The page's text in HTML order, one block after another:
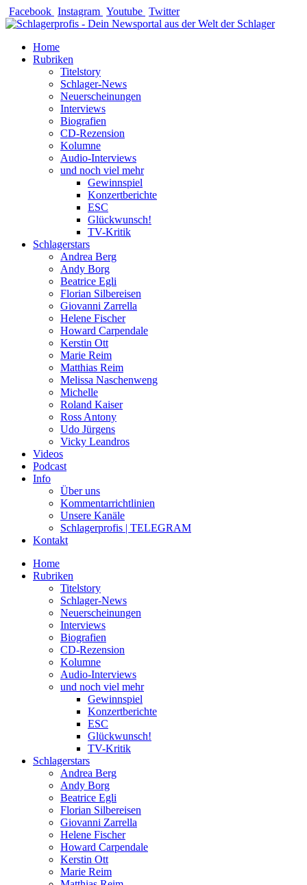
Zum
Inhalt
Facebook Instagram Youtube Twitter
Home
Rubriken
Titelstory
Schlager-News
Neuerscheinungen
Interviews
Biografien
CD-Rezension
Kolumne
Audio-Interviews
und noch viel mehr
Gewinnspiel
Konzertberichte
ESC
Glückwunsch!
TV-Kritik
Schlagerstars
Andrea Berg
Andy Borg
Beatrice Egli
Florian Silbereisen
Giovanni Zarrella
Helene Fischer
Howard Carpendale
Kerstin Ott
Marie Reim
Matthias Reim
Melissa Naschenweng
Michelle
Roland Kaiser
Ross Antony
Udo Jürgens
Vicky Leandros
Videos
Podcast
Info
Über uns
Kommentarrichtlinien
Unsere Kanäle
Schlagerprofis | TELEGRAM
Kontakt
Home
Rubriken
Titelstory
Schlager-News
Neuerscheinungen
Interviews
Biografien
CD-Rezension
Kolumne
Audio-Interviews
und noch viel mehr
Gewinnspiel
Konzertberichte
ESC
Glückwunsch!
TV-Kritik
Schlagerstars
Andrea Berg
Andy Borg
Beatrice Egli
Florian Silbereisen
Giovanni Zarrella
Helene Fischer
Howard Carpendale
Kerstin Ott
Marie Reim